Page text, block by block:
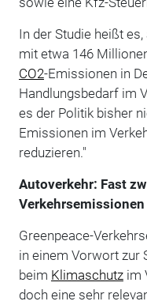
In der Studie heißt
mit etwa 146
CO2-Emissionen in
Handlungsbedarf im
es der Politik bisher
Emissionen im
reduzieren."
Autoverkehr: Fast
Verkehrsemissionen
Greenpeace-
in einem Vorwort zur
beim Klimaschutzim
doch eine sehr